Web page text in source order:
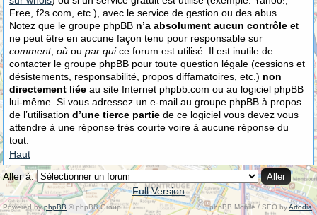
Free, f2s.com, etc.), avec le service de gestion ou des abus.
Notez que le groupe phpBB n’a absolument aucun contrôle et
ne peut être en aucune façon tenu pour responsable sur
comment, où ou par quice forum est utilisé. Il est inutile de
contacter le groupe phpBB pour toute question légale (cessions et
désistements, responsabilité, propos diffamatoires, etc.) non
directement liée au site Internet phpbb.com ou au logiciel phpBB
lui-même. Si vous adressez un e-mail au groupe phpBB à propos
de l’utilisation d’une tierce partie de ce logiciel vous devez vous
attendre à une réponse très courte voire à aucune réponse du
tout.
Haut
Aller à:
Full Version
Powered byphpBB © phpBB Group. phpBB Mobile / SEO byArtodia.